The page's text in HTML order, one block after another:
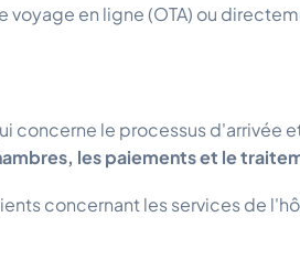
voyage en ligne (OTA) ou
concerne le processus d'arrivée
les paiements et le
concernant les services de